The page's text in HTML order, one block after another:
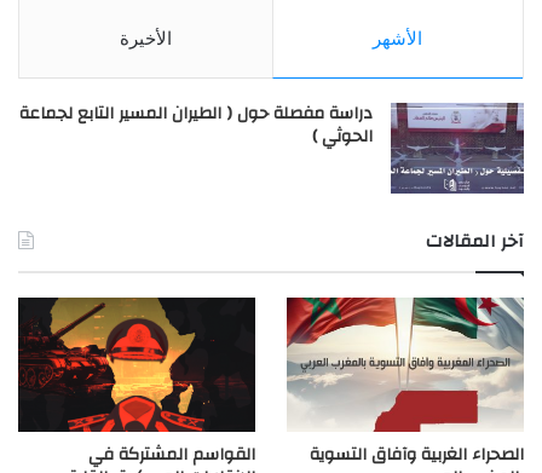
الأشهر الأخيرة
دراسة مفصلة حول ( الطيران المسير التابع لجماعة
الحوثي )
آخر المقالات
الصحراء الغربية وآفاق التسوية القواسم المشتركة في